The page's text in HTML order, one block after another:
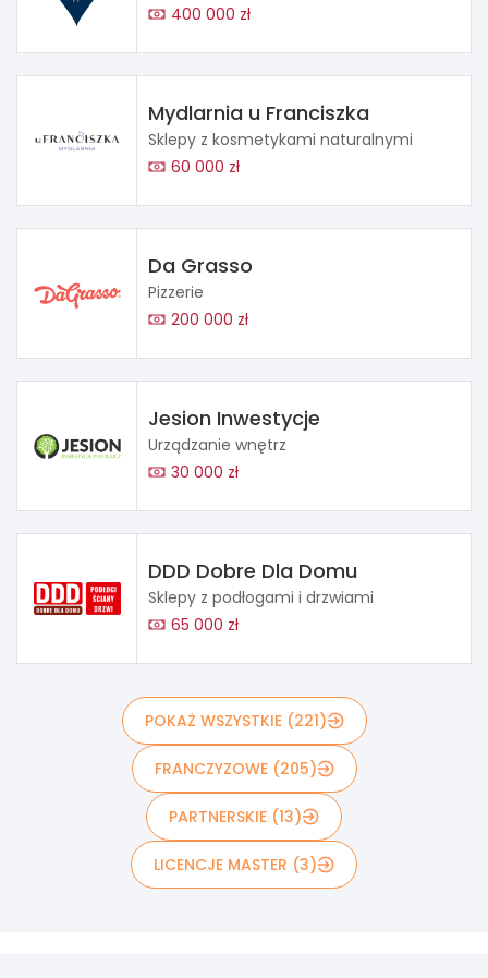
400 000 zł
Mydlarnia u Franciszka
Sklepy z kosmetykami naturalnymi
60 000 zł
Da Grasso
Pizzerie
200 000 zł
Jesion Inwestycje
Urządzanie wnętrz
30 000 zł
DDD Dobre Dla Domu
Sklepy z podłogami i drzwiami
65 000 zł
POKAŻ WSZYSTKIE (221)
FRANCZYZOWE (205)
PARTNERSKIE (13)
LICENCJE MASTER (3)